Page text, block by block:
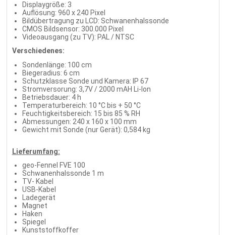
Displaygröße: 3
Auflösung: 960 x 240 Pixel
Bildübertragung zu LCD: Schwanenhalssonde
CMOS Bildsensor: 300.000 Pixel
Videoausgang (zu TV): PAL / NTSC
Verschiedenes:
Sondenlänge: 100 cm
Biegeradius: 6 cm
Schutzklasse Sonde und Kamera: IP 67
Stromversorung: 3,7V / 2000 mAH Li-Ion
Betriebsdauer: 4 h
Temperaturbereich: 10 °C bis + 50 °C
Feuchtigkeitsbereich: 15 bis 85 % RH
Abmessungen: 240 x 160 x 100 mm
Gewicht mit Sonde (nur Gerät): 0,584 kg
Lieferumfang:
geo-Fennel FVE 100
Schwanenhalssonde 1 m
TV- Kabel
USB-Kabel
Ladegerät
Magnet
Haken
Spiegel
Kunststoffkoffer